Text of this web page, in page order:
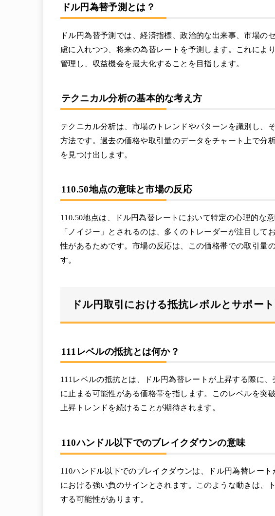
ドル円為替予測とは？
ドル円為替予測では、経済指標、政治的な出来事、市場の
慮に入れつつ、将来の為替レートを予測します。これによ
管理し、収益機会を最大化することを目指します。
テクニカル分析の基本的な考え方
テクニカル分析は、市場のトレンドやパターンを識別し、
方法です。過去の価格や取引量のデータをチャート上で分
を見つけ出します。
110.50地点の意味と市場の反応
110.50地点は、ドル円為替レートにおいて特定の心理的な
「ノイジー」とされるのは、多くのトレーダーが注目して
性があるためです。市場の反応は、この価格帯での取引量
す。
ドル円取引における抵抗レボルとサポー
111レベルの抵抗とは何か？
111レベルの抵抗とは、ドル円為替レートが上昇する際に
に止まる可能性がある価格帯を指します。このレベルを突
上昇トレンドを続けることが期待されます。
110ハンドル以下でのブレイクダウンの意味
110ハンドル以下でのブレイクダウンは、ドル円為替レー
における強い負のサインとされます。このような動きは、
する可能性があります。